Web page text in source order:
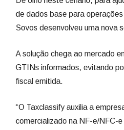
de dados base para
Sovos desenvolveu uma nova
A solução chega ao mercado
GTINs informados, evitando
fiscal emitida.
“O Taxclassify auxilia a
comercializado na NF-e/NFC-